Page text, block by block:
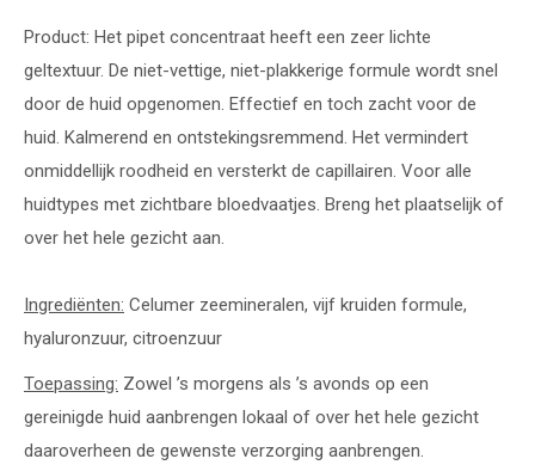
Product: Het pipet concentraat heeft een zeer lichte
geltextuur. De niet-vettige, niet-plakkerige formule wordt snel
door de huid opgenomen. Effectief en toch zacht voor de
huid. Kalmerend en ontstekingsremmend. Het vermindert
onmiddellijk roodheid en versterkt de capillairen. Voor alle
huidtypes met zichtbare bloedvaatjes. Breng het plaatselijk of
over het hele gezicht aan.
Ingrediënten: Celumer zeemineralen, vijf kruiden formule,
hyaluronzuur, citroenzuur
Toepassing: Zowel ’s morgens als ’s avonds op een
gereinigde huid aanbrengen lokaal of over het hele gezicht
daaroverheen de gewenste verzorging aanbrengen.